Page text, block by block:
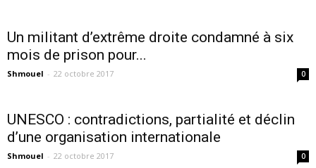
Un militant d’extrême droite condamné à six
mois de prison pour...
Shmouel - 22 octobre 2017 0
UNESCO : contradictions, partialité et déclin
d’une organisation internationale
Shmouel - 22 octobre 2017 0